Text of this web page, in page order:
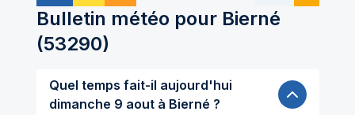
Bulletin météo pour Bierné
(53290)
Quel temps fait-il aujourd'hui
dimanche 9 aout à Bierné ?